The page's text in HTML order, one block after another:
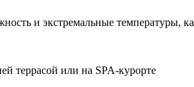
и экстремальные температуры,
террасой или на SPA-курорте